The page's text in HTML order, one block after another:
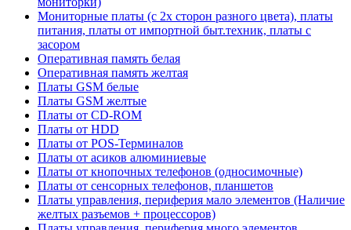
Мониторные платы (с 2х сторон разного цвета), платы
питания, платы от импортной быт.техник, платы с
засором
Оперативная память белая
Оперативная память желтая
Платы GSM белые
Платы GSM желтые
Платы от CD-ROM
Платы от HDD
Платы от POS-Терминалов
Платы от асиков алюминиевые
Платы от кнопочных телефонов (односимочные)
Платы от сенсорных телефонов, планшетов
Платы управления, периферия мало элементов (Наличие
желтых разъемов + процессоров)